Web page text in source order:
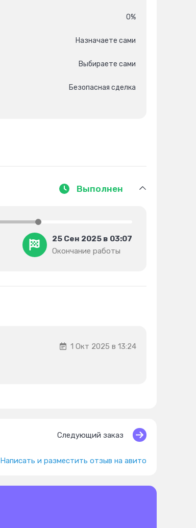
0%
Назначаете сами
Выбираете сами
Безопасная сделка
Выполнен
25 Сен 2025 в 03:07
Окончание работы
1 Окт 2025 в 13:24
Следующий заказ
Написать и разместить отзыв на авито